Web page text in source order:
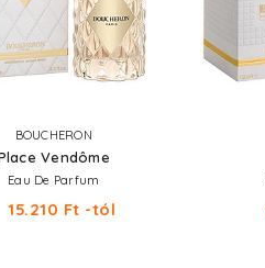
BOUCHERON
Vendôme
Eau De Parfum
15.210 Ft -tól